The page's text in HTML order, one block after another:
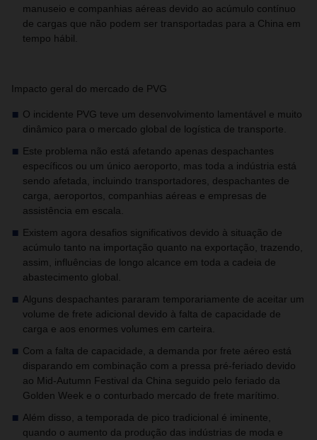
manuseio e companhias aéreas devido ao acúmulo contínuo
de cargas que não podem ser transportadas para a China em
tempo hábil.
Impacto geral do mercado de PVG
O incidente PVG teve um desenvolvimento lamentável e muito
dinâmico para o mercado global de logística de transporte.
Este problema não está afetando apenas despachantes
específicos ou um único aeroporto, mas toda a indústria está
sendo afetada, incluindo transportadores, despachantes de
carga, aeroportos, companhias aéreas e empresas de
assistência em escala.
Existem agora desafios significativos devido à situação de
acúmulo tanto na importação quanto na exportação, trazendo,
assim, influências de longo alcance em toda a cadeia de
abastecimento global.
Alguns despachantes pararam temporariamente de aceitar um
volume de frete adicional devido à falta de capacidade de
carga e aos enormes volumes em carteira.
Com a falta de capacidade, a demanda por frete aéreo está
disparando em combinação com a pressa pré-feriado devido
ao Mid-Autumn Festival da China seguido pelo feriado da
Golden Week e o conturbado mercado de frete marítimo.
Além disso, a temporada de pico tradicional é iminente,
quando o aumento da produção das indústrias de moda e